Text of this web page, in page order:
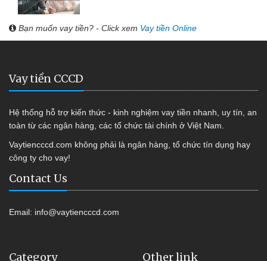
Bạn muốn vay tiền? - Click xem Vay tiền Online
Vay tiền CCCD
Hệ thống hỗ trợ kiến thức - kinh nghiệm vay tiền nhanh, uy tín, an
toàn từ các ngân hàng, các tổ chức tài chính ở Việt Nam.
Vaytiencccd.com không phải là ngân hàng, tổ chức tín dụng hay
công ty cho vay!
Contact Us
Email: info@vaytiencccd.com
Category Other link